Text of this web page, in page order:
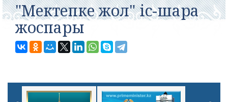
"Мектепке жол" іс-шара
жоспары